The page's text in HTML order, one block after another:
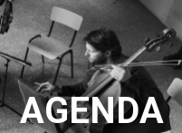
AGENDA